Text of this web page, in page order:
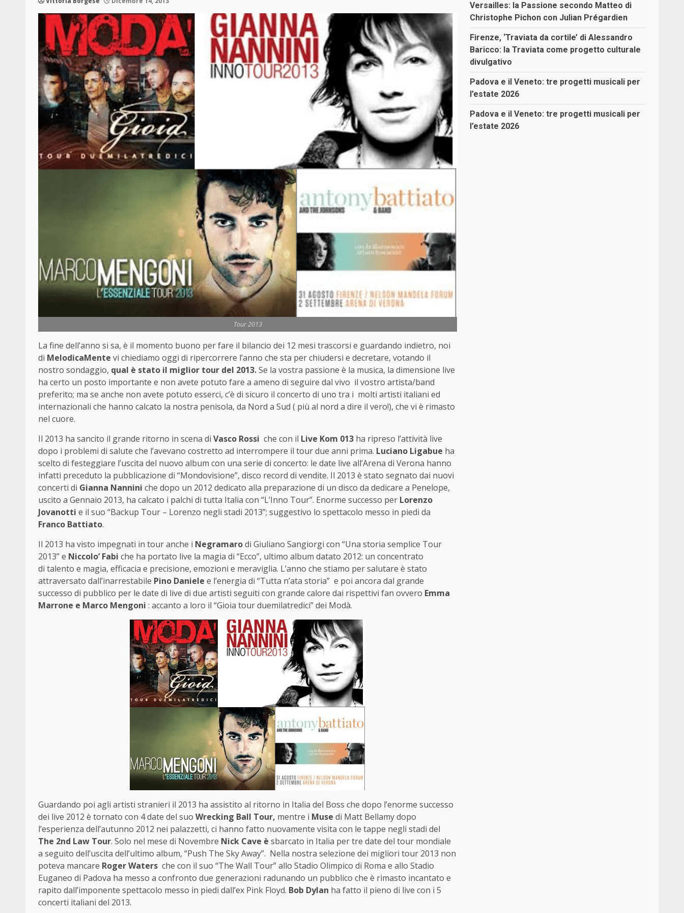
Tour 2013
La fine dell’anno si sa, è il momento buono per fare il bilancio dei 12 mesi trascorsi e guardando indietro, noi
di MelodicaMente vi chiediamo oggi di ripercorrere l’anno che sta per chiudersi e decretare, votando il
nostro sondaggio, qual è stato il miglior tour del 2013.Se la vostra passione è la musica, la dimensione live
ha certo un posto importante e non avete potuto fare a ameno di seguire dal vivo il vostro artista/band
preferito; ma se anche non avete potuto esserci, c’è di sicuro il concerto di uno tra i molti artisti italiani ed
internazionali che hanno calcato la nostra penisola, da Nord a Sud ( più al nord a dire il vero!), che vi è rimasto
nel cuore.
Il 2013 ha sancito il grande ritorno in scena di Vasco Rossi che con il Live Kom 013 ha ripreso l’attività live
dopo i problemi di salute che l’avevano costretto ad interrompere il tour due anni prima. Luciano Ligabue ha
scelto di festeggiare l’uscita del nuovo album con una serie di concerto: le date live all’Arena di Verona hanno
infatti preceduto la pubblicazione di “Mondovisione”, disco record di vendite. Il 2013 è stato segnato dai nuovi
concerti di Gianna Nannini che dopo un 2012 dedicato alla preparazione di un disco da dedicare a Penelope,
uscito a Gennaio 2013, ha calcato i palchi di tutta Italia con “L’Inno Tour”. Enorme successo per Lorenzo
Jovanotti e il suo “Backup Tour – Lorenzo negli stadi 2013”; suggestivo lo spettacolo messo in piedi da
Franco Battiato.
Il 2013 ha visto impegnati in tour anche i Negramarodi Giuliano Sangiorgi con “Una storia semplice Tour
2013” e Niccolo’ Fabi che ha portato live la magia di “Ecco”, ultimo album datato 2012: un concentrato
di talento e magia, efficacia e precisione, emozioni e meraviglia. L’anno che stiamo per salutare è stato
attraversato dall’inarrestabile Pino Daniele e l’energia di “Tutta n’ata storia” e poi ancora dal grande
successo di pubblico per le date di live di due artisti seguiti con grande calore dai rispettivi fan ovvero Emma
Marrone e Marco Mengoni : accanto a loro il “Gioia tour duemilatredici” dei Modà.
Guardando poi agli artisti stranieri il 2013 ha assistito al ritorno in Italia del Boss che dopo l’enorme successo
dei live 2012 è tornato con 4 date del suo Wrecking Ball Tour, mentre i Muse di Matt Bellamy dopo
l’esperienza dell’autunno 2012 nei palazzetti, ci hanno fatto nuovamente visita con le tappe negli stadi del
The 2nd Law Tour. Solo nel mese di Novembre Nick Cave è sbarcato in Italia per tre date del tour mondiale
a seguito dell’uscita dell’ultimo album, “Push The Sky Away”. Nella nostra selezione dei migliori tour 2013 non
poteva mancare Roger Waters che con il suo “The Wall Tour” allo Stadio Olimpico di Roma e allo Stadio
Euganeo di Padova ha messo a confronto due generazioni radunando un pubblico che è rimasto incantato e
rapito dall’imponente spettacolo messo in piedi dall’ex Pink Floyd. Bob Dylan ha fatto il pieno di live con i 5
concerti italiani del 2013.
Versailles: la Passione secondo Matteo di
Christophe Pichon con Julian Prégardien
Firenze, ‘Traviata da cortile’ di Alessandro
Baricco: la Traviata come progetto culturale
divulgativo
Padova e il Veneto: tre progetti musicali per
l’estate 2026
Padova e il Veneto: tre progetti musicali per
l’estate 2026